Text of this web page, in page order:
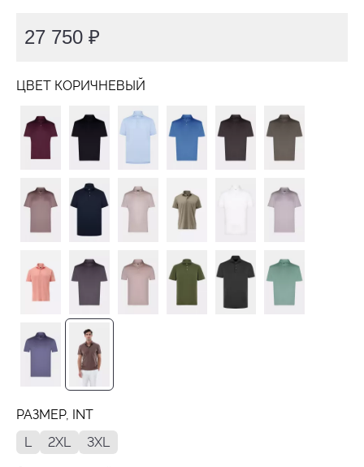
27 750 ₽
ЦВЕТ КОРИЧНЕВЫЙ
РАЗМЕР, INT
L
2XL 3XL